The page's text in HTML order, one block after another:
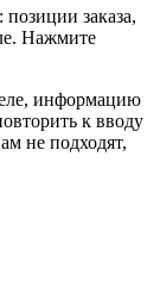
заказа,
Нажмите
информацию
к вводу
не подходят,